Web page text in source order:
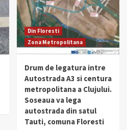
Din Floresti
Zona Metropolitana
Drum de legatura intre
Autostrada A3 si centura
metropolitana a Clujului.
Soseaua va lega
autostrada din satul
Tauti, comuna Floresti